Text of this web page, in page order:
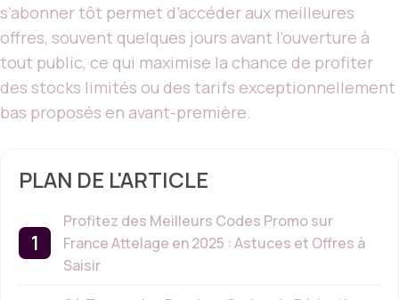
s’abonner tôt permet d’accéder aux meilleures
offres, souvent quelques jours avant l’ouverture à
tout public, ce qui maximise la chance de profiter
des stocks limités ou des tarifs exceptionnellement
bas proposés en avant-première.
PLAN DE L'ARTICLE
Profitez des Meilleurs Codes Promo sur
France Attelage en 2025 : Astuces et Offres à
Saisir